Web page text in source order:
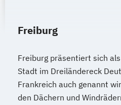
Freiburg
Freiburg präsentiert sich
Stadt im Dreiländereck
Frankreich auch genannt
den Dächern und